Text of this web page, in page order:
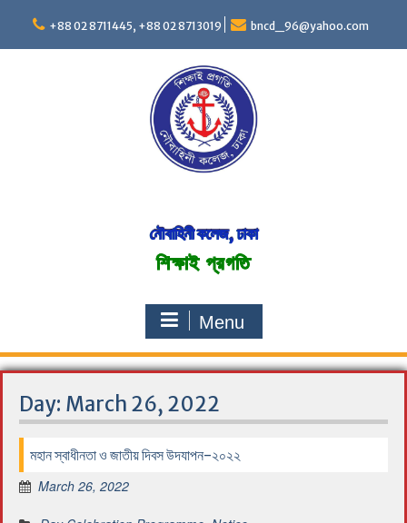
i
+88 02 8711445, +88 02 8713019 bncd_96@yahoo.com
নৌবাহিনী কলেজ, ঢাকা
শিক্ষাই প্রগতি
Menu
Day: March 26, 2022
মহান স্বাধীনতা ও জাতীয় দিবস উদযাপন-২০২২
March 26, 2022